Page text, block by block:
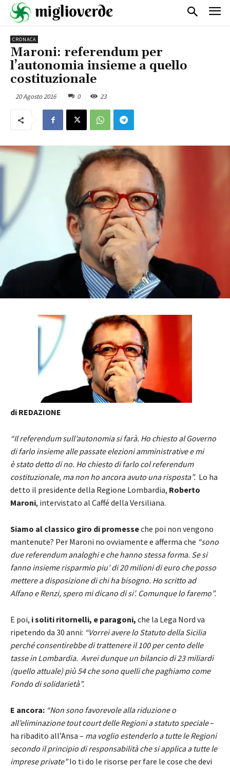
CRONACA
Maroni: referendum per
l’autonomia insieme a quello
costituzionale
20 Agosto 2016 0 23
di REDAZIONE
“Il referendum sull’autonomia si farà. Ho chiesto al Governo
di farlo insieme alle passate elezioni amministrative e mi
è stato detto di no. Ho chiesto di farlo col referendum
costituzionale, ma non ho ancora avuto una risposta”. Lo ha
detto il presidente della Regione Lombardia, Roberto
Maroni, intervistato al Caffé della Versiliana.
Siamo al classico giro di promesseche poi non vengono
mantenute? Per Maroni no ovviamente e afferma che “sono
due referendum analoghi e che hanno stessa forma. Se si
fanno insieme risparmio piu’ di 20 milioni di euro che posso
mettere a disposizione di chi ha bisogno. Ho scritto ad
Alfano e Renzi, spero mi dicano di si’. Comunque lo faremo”.
E poi, i soliti ritornelli, e paragoni, che la Lega Nord va
ripetendo da 30 anni: “Vorrei avere lo Statuto della Sicilia
perché consentirebbe di trattenere il 100 per cento delle
tasse in Lombardia. Avrei dunque un bilancio di 23 miliardi
(quello attuale) più 54 che sono quelli che paghiamo come
Fondo di solidarietà”.
E ancora: “Non sono favorevole alla riduzione o
all’eliminazione tout court delle Regioni a statuto speciale–
ha ribadito all’Ansa – ma voglio estenderlo a tutte le Regioni
secondo il principio di responsabilità che si applica a tutte le
imprese private”Io ti do le risorse per fare le cose che devi